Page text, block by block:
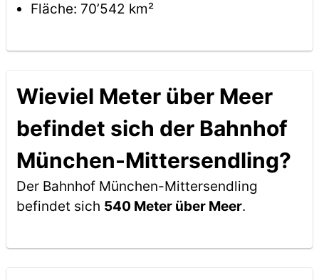
Fläche: 70’542 km²
Wieviel Meter über Meer
befindet sich der Bahnhof
München-Mittersendling?
Der Bahnhof München-Mittersendling
befindet sich 540 Meter über Meer.